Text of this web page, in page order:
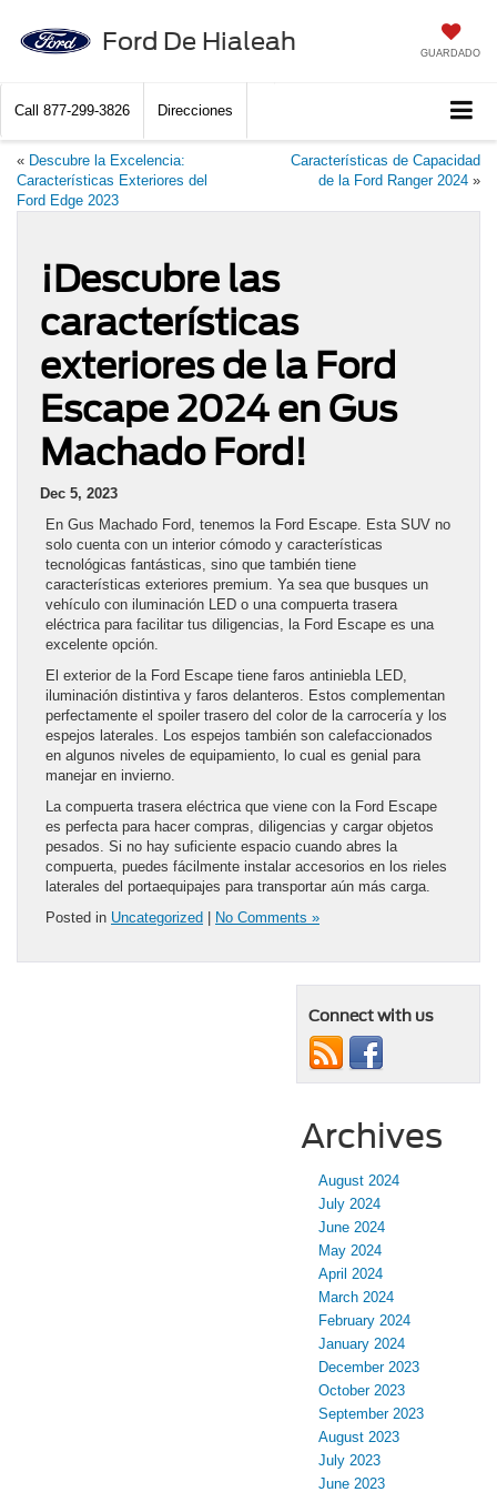
Ford De Hialeah GUARDADO
Call 877-299-3826 Direcciones
« Descubre la Excelencia:
Características Exteriores del
Ford Edge 2023
Características de Capacidad
de la Ford Ranger 2024 »
¡Descubre las
características
exteriores de la Ford
Escape 2024 en Gus
Machado Ford!
Dec 5, 2023
En Gus Machado Ford, tenemos la Ford Escape. Esta SUV no
solo cuenta con un interior cómodo y características
tecnológicas fantásticas, sino que también tiene
características exteriores premium. Ya sea que busques un
vehículo con iluminación LED o una compuerta trasera
eléctrica para facilitar tus diligencias, la Ford Escape es una
excelente opción.
El exterior de la Ford Escape tiene faros antiniebla LED,
iluminación distintiva y faros delanteros. Estos complementan
perfectamente el spoiler trasero del color de la carrocería y los
espejos laterales. Los espejos también son calefaccionados
en algunos niveles de equipamiento, lo cual es genial para
manejar en invierno.
La compuerta trasera eléctrica que viene con la Ford Escape
es perfecta para hacer compras, diligencias y cargar objetos
pesados. Si no hay suficiente espacio cuando abres la
compuerta, puedes fácilmente instalar accesorios en los rieles
laterales del portaequipajes para transportar aún más carga.
Posted in Uncategorized No Comments »
Connect with us
Archives
August 2024
July 2024
June 2024
May 2024
April 2024
March 2024
February 2024
January 2024
December 2023
October 2023
September 2023
August 2023
July 2023
June 2023